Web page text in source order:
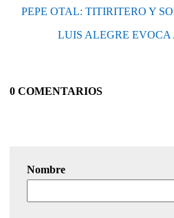
PEPE OTAL: TITIRITERO Y
LUIS ALEGRE EVOCA
0 COMENTARIOS
Nombre